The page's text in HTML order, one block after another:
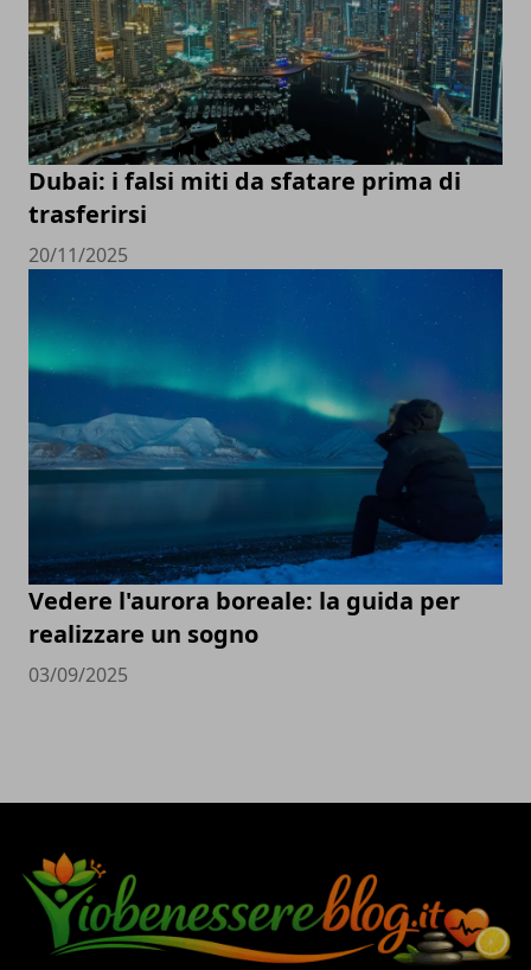
Dubai: i falsi miti da sfatare prima di
trasferirsi
20/11/2025
Vedere l'aurora boreale: la guida per
realizzare un sogno
03/09/2025